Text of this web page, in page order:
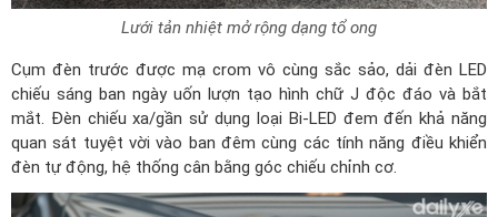
Lưới tản nhiệt mở rộng dạng tổ ong
Cụm đèn trước được mạ crom vô cùng sắc sảo, dải đèn LED
chiếu sáng ban ngày uốn lượn tạo hình chữ J độc đáo và bắt
mắt. Đèn chiếu xa/gần sử dụng loại Bi-LED đem đến khả năng
quan sát tuyệt vời vào ban đêm cùng các tính năng điều khiển
đèn tự động, hệ thống cân bằng góc chiếu chỉnh cơ.